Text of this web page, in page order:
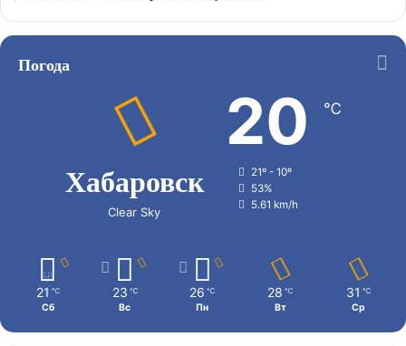
Погода
Хабаровск
Clear Sky
20 ℃
21º - 10º
53%
5.61 km/h
21 ℃
Сб
23 ℃
Вс
26 ℃
Пн
28 ℃
Вт
31 ℃
Ср